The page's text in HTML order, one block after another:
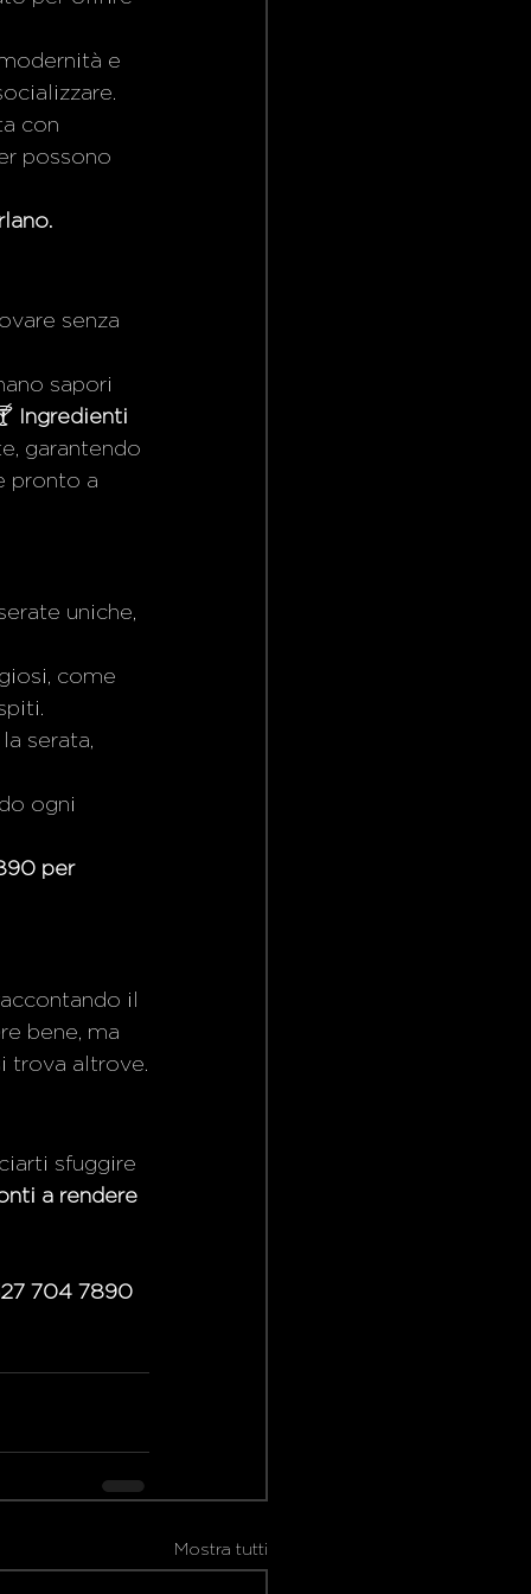
e
con
possono
senza
sapori
Ingredienti
garantendo
pronto a
uniche,
come
serata,
ogni
per
il
bene, ma
trova altrove.
sfuggire
a rendere
704 7890
Mostra tutti